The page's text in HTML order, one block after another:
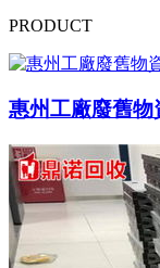
PRODUCT
惠州工廠廢舊